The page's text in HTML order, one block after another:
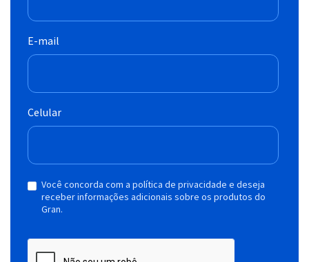
E-mail
Celular
Você concorda com a política de privacidade e deseja
receber informações adicionais sobre os produtos do
Gran.